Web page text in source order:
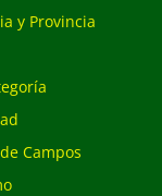
y Provincia
Campos